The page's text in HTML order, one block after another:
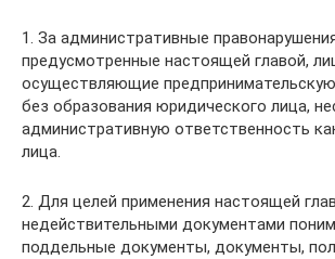
1. За административные
предусмотренные настоящей главой,
осуществляющие
без образования юридического лица,
административную ответственность
лица.
2. Для целей применения настоящей
недействительными документами
поддельные документы, документы,